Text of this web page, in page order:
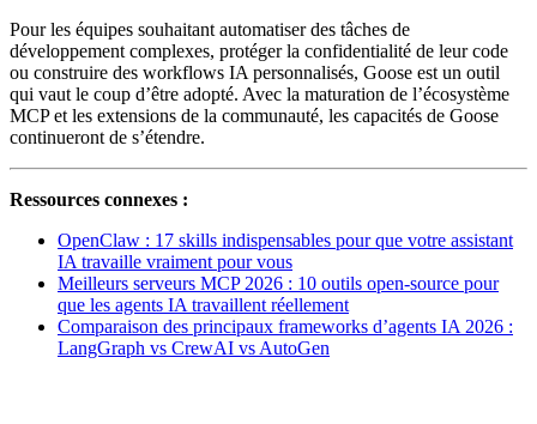
Pour les équipes souhaitant automatiser des tâches de
développement complexes, protéger la confidentialité de leur code
ou construire des workflows IA personnalisés, Goose est un outil
qui vaut le coup d’être adopté. Avec la maturation de l’écosystème
MCP et les extensions de la communauté, les capacités de Goose
continueront de s’étendre.
Ressources connexes :
OpenClaw : 17 skills indispensables pour que votre assistant
IA travaille vraiment pour vous
Meilleurs serveurs MCP 2026 : 10 outils open-source pour
que les agents IA travaillent réellement
Comparaison des principaux frameworks d’agents IA 2026 :
LangGraph vs CrewAI vs AutoGen